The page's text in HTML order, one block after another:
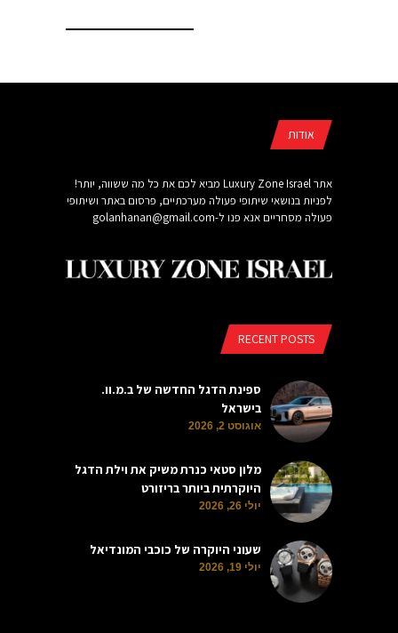
אודות
אתר Luxury Zone Israel מביא לכם את כל מה ששווה, יותר!
לפניות בנושאי שיתופי פעולה מערכתיים, פרסום באתר ושיתופי
פעולה מסחריים אנא פנו ל-golanhanan@gmail.com
RECENT POSTS
ספינת הדגל החדשה של ב.מ.וו.
בישראל
אוגוסט 2, 2026
מלון סטאי כנרת משיק את וילת הדגל
היוקרתית ביותר בריזורט
יולי 26, 2026
שעוני היוקרה של כוכבי המונדיאל
יולי 19, 2026